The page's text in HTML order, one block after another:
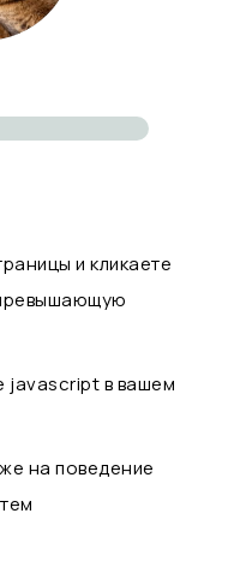
и кликаете
javascript в вашем
на поведение